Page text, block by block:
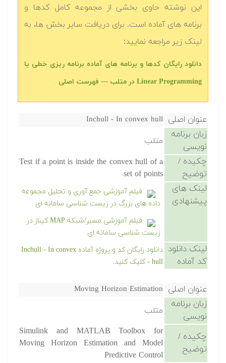
این نوشته حاوی بخشی از مجموعه کامل کدها و
برنامه های آماده است. برای دریافت سایر بخش ها، به
لینک زیر مراجعه نمایید:
‫‫دانلود رایگان کدها و برنامه های آماده برنامه ریزی خطی یا
Linear Programming در متلب — فهرست اصلی
عنوان اصلی Inchull - In convex hull
زبان برنامه
نویسی
متلب
چکیده /
توضیح
Test if a point is inside the convex hull of a
set of points
لینک های
پیشنهادی
فیلم آموزشی جمع آوری و تحلیل مجموعه
داده های بزرگ در زیست شناسی سامانه ای
فیلم آموزشی مسیر/شبکه MAP کیناز در
زیست شناسی سامانه ای
لینک دانلود
کد آماده
دانلود رایگان کد و پروژه آماده Inchull - In convex
hull - کلیک کنید.
عنوان اصلی Moving Horizon Estimation
زبان برنامه
نویسی
متلب
چکیده /
توضیح
Simulink and MATLAB Toolbox for
Moving Horizon Estimation and Model
Predictive Control